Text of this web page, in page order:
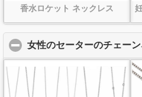
香水ロケット ネックレス
女性のセーターのチェー